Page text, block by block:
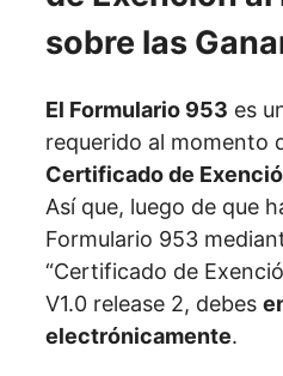
sobre las
El Formulario 953 es
requerido al momento
Certificado de
Así que, luego de que
Formulario 953
“Certificado de
V1.0 release 2, debes
electrónicamente.